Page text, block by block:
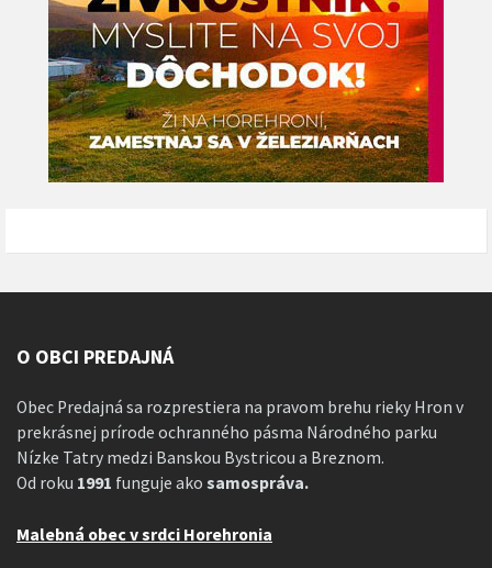
O OBCI PREDAJNÁ
Obec Predajná sa rozprestiera na pravom brehu rieky Hron v
prekrásnej prírode ochranného pásma Národného parku
Nízke Tatry medzi Banskou Bystricou a Breznom.
Od roku 1991 funguje ako samospráva.
Malebná obec v srdci Horehronia